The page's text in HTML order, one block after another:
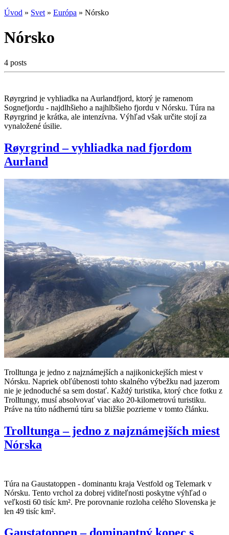
Úvod » Svet » Európa » Nórsko
Nórsko
4 posts
Røyrgrind je vyhliadka na Aurlandfjord, ktorý je ramenom
Sognefjordu - najdlhšieho a najhlbšieho fjordu v Nórsku. Túra na
Røyrgrind je krátka, ale intenzívna. Výhľad však určite stojí za
vynaložené úsilie.
Røyrgrind – vyhliadka nad fjordom
Aurland
Trolltunga je jedno z najznámejších a najikonickejších miest v
Nórsku. Napriek obľúbenosti tohto skalného výbežku nad jazerom
nie je jednoduché sa sem dostať. Každý turistika, ktorý chce fotku z
Trolltungy, musí absolvovať viac ako 20-kilometrovú turistiku.
Práve na túto nádhernú túru sa bližšie pozrieme v tomto článku.
Trolltunga – jedno z najznámejších miest
Nórska
Túra na Gaustatoppen - dominantu kraja Vestfold og Telemark v
Nórsku. Tento vrchol za dobrej viditeľnosti poskytne výhľad o
veľkosti 60 tisíc km². Pre porovnanie rozloha celého Slovenska je
len 49 tisíc km².